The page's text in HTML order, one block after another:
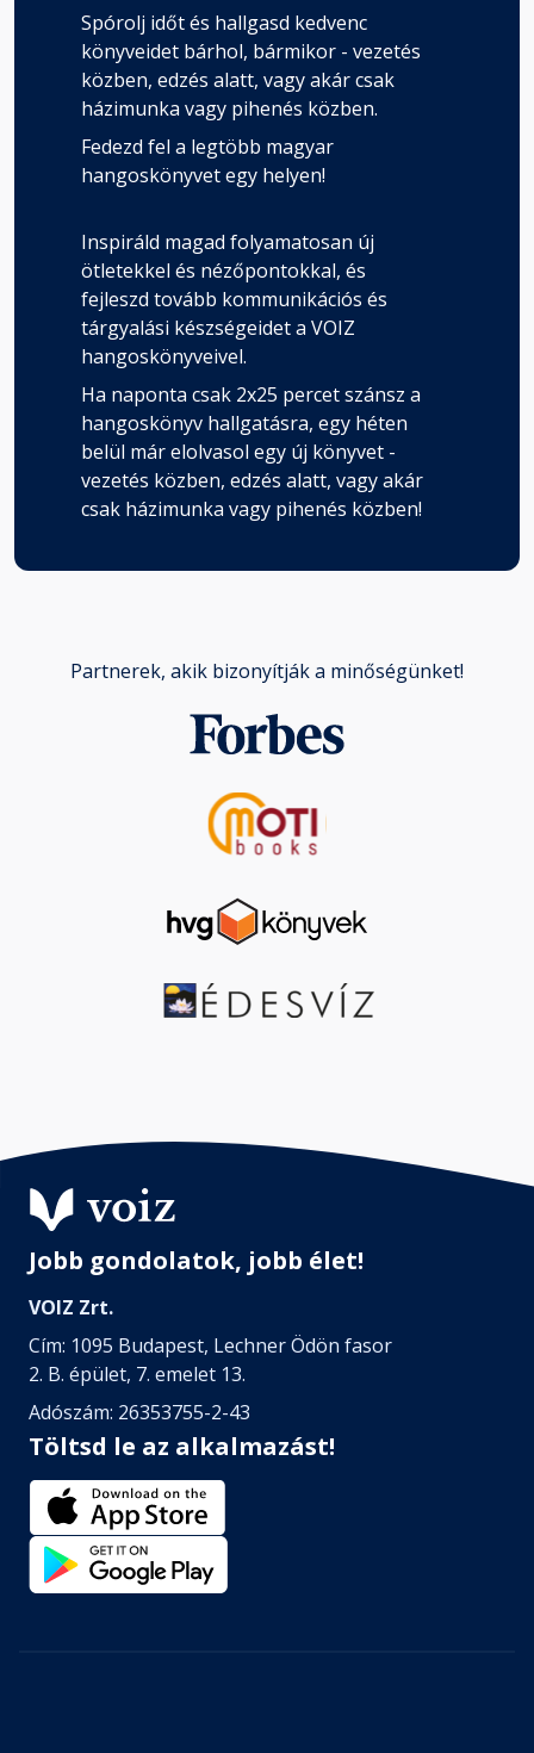
Spórolj időt és hallgasd kedvenc
könyveidet bárhol, bármikor - vezetés
közben, edzés alatt, vagy akár csak
házimunka vagy pihenés közben.
Fedezd fel a legtöbb magyar
hangoskönyvet egy helyen!
Inspiráld magad folyamatosan új
ötletekkel és nézőpontokkal, és
fejleszd tovább kommunikációs és
tárgyalási készségeidet a VOIZ
hangoskönyveivel.
Ha naponta csak 2x25 percet szánsz a
hangoskönyv hallgatásra, egy héten
belül már elolvasol egy új könyvet -
vezetés közben, edzés alatt, vagy akár
csak házimunka vagy pihenés közben!
Partnerek, akik bizonyítják a minőségünket!
Jobb gondolatok, jobb élet!
VOIZ Zrt.
Cím: 1095 Budapest, Lechner Ödön fasor
2. B. épület, 7. emelet 13.
Adószám: 26353755-2-43
Töltsd le az alkalmazást!